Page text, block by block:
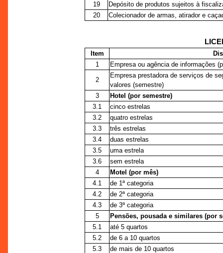
19
Depósito de produtos sujeitos à
20
Colecionador de armas, atirador e
Item
1
Empresa ou agência de informações
2
Empresa prestadora de serviços de
valores (semestre)
3
Hotel (por semestre)
3.1
cinco estrelas
3.2
quatro estrelas
3.3
três estrelas
3.4
duas estrelas
3.5
uma estrela
3.6
sem estrela
4
Motel (por mês)
4.1
de 1ª categoria
4.2
de 2ª categoria
4.3
de 3ª categoria
5
Pensões, pousada e similares (por
5.1
até 5 quartos
5.2
de 6 a 10 quartos
5.3
de mais de 10 quartos